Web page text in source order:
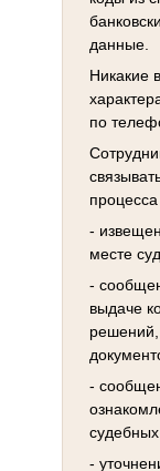
данные.
Никакие
по
-
месте
-
выдаче
-
-